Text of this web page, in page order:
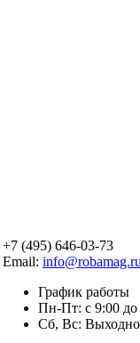
+7 (495) 646-03-73
Email: info@robamag.ru
График работы
Пн-Пт: с 9:00 до
Сб, Вс: